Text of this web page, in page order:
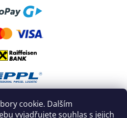
cookie. Dalším
vyjadřujete souhlas s jejich